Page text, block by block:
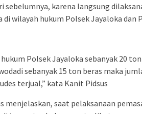
sebelumnya, karena langsung
di wilayah hukum Polsek Jayaloka dan
Polsek Jayaloka sebanyak 20
sebanyak 15 ton beras maka
terjual,” kata Kanit Pidsus
menjelaskan, saat pelaksanaan